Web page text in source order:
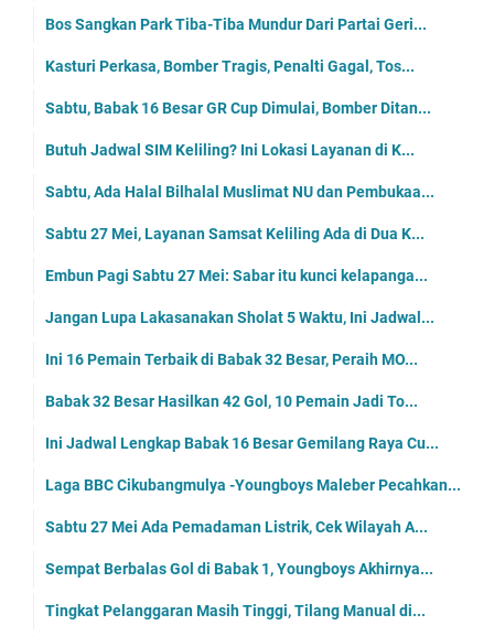
Bos Sangkan Park Tiba-Tiba Mundur Dari Partai Geri...
Kasturi Perkasa, Bomber Tragis, Penalti Gagal, Tos...
Sabtu, Babak 16 Besar GR Cup Dimulai, Bomber Ditan...
Butuh Jadwal SIM Keliling? Ini Lokasi Layanan di K...
Sabtu, Ada Halal Bilhalal Muslimat NU dan Pembukaa...
Sabtu 27 Mei, Layanan Samsat Keliling Ada di Dua K...
Embun Pagi Sabtu 27 Mei: Sabar itu kunci kelapanga...
Jangan Lupa Lakasanakan Sholat 5 Waktu, Ini Jadwal...
Ini 16 Pemain Terbaik di Babak 32 Besar, Peraih MO...
Babak 32 Besar Hasilkan 42 Gol, 10 Pemain Jadi To...
Ini Jadwal Lengkap Babak 16 Besar Gemilang Raya Cu...
Laga BBC Cikubangmulya -Youngboys Maleber Pecahkan...
Sabtu 27 Mei Ada Pemadaman Listrik, Cek Wilayah A...
Sempat Berbalas Gol di Babak 1, Youngboys Akhirnya...
Tingkat Pelanggaran Masih Tinggi, Tilang Manual di...